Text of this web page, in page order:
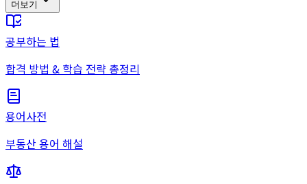
더보기
공부하는 법
합격 방법 & 학습 전략 총정리
용어사전
부동산 용어 해설